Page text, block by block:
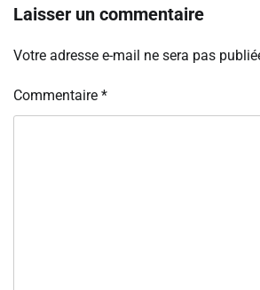
Laisser un commentaire
Votre adresse e-mail ne sera pas
Commentaire *